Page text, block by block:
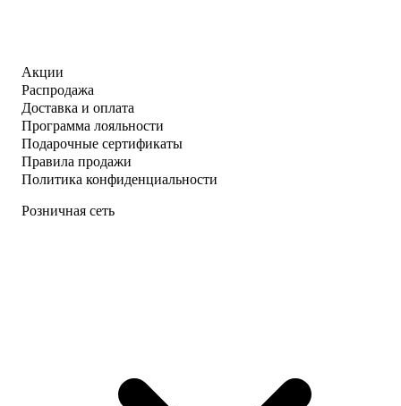
Акции
Распродажа
Доставка и оплата
Программа лояльности
Подарочные сертификаты
Правила продажи
Политика конфиденциальности
Розничная сеть